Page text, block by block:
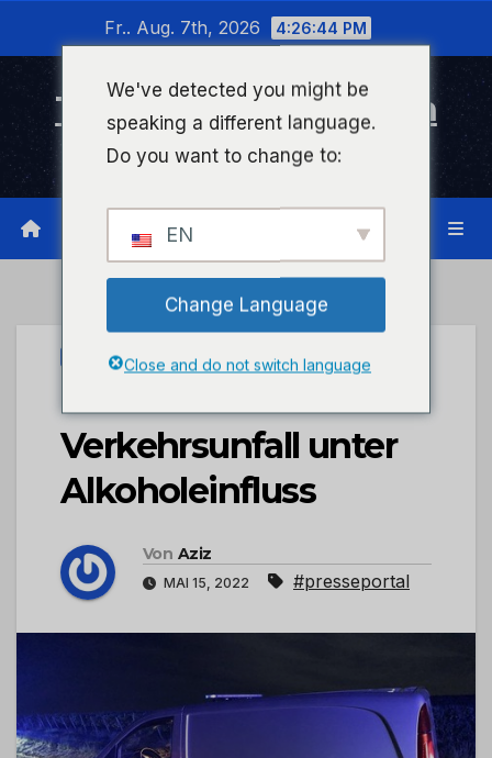
wechseln
Fr.. Aug. 7th, 2026 4:26:45 PM
Timeline Bad Kreuznach
Infonetzwerk für Bad Kreuznach
PRESSEPORTAL
POL-PDKH:
Verkehrsunfall unter
Alkoholeinfluss
Von Aziz
MAI 15, 2022 #presseportal
We've detected you might be
speaking a different language.
Do you want to change to:
EN
Change Language
Close and do not switch language